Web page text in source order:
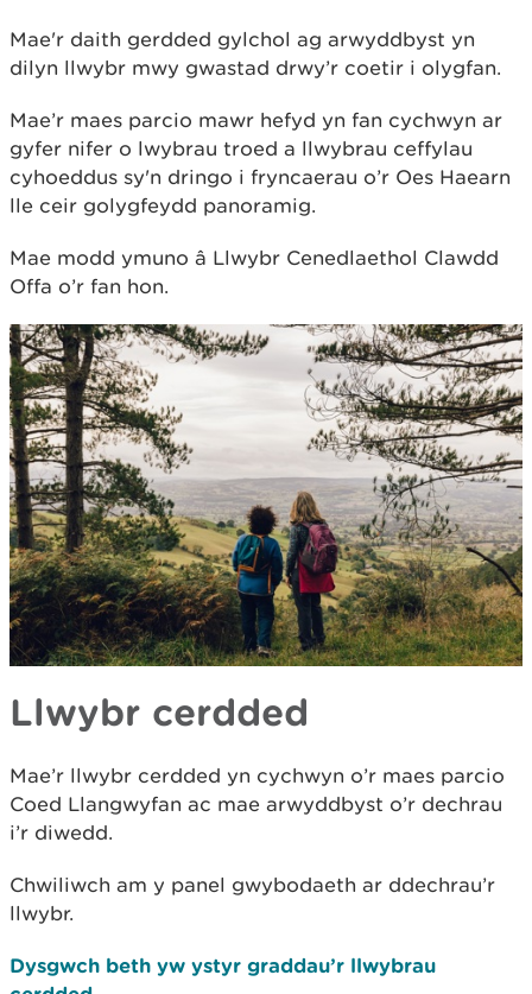
Mae'r daith gerdded gylchol ag arwyddbyst yn
dilyn llwybr mwy gwastad drwy’r coetir i olygfan.
Mae’r maes parcio mawr hefyd yn fan cychwyn ar
gyfer nifer o lwybrau troed a llwybrau ceffylau
cyhoeddus sy'n dringo i fryncaerau o’r Oes Haearn
lle ceir golygfeydd panoramig.
Mae modd ymuno â Llwybr Cenedlaethol Clawdd
Offa o’r fan hon.
Llwybr cerdded
Mae’r llwybr cerdded yn cychwyn o’r maes parcio
Coed Llangwyfan ac mae arwyddbyst o’r dechrau
i’r diwedd.
Chwiliwch am y panel gwybodaeth ar ddechrau’r
llwybr.
Dysgwch beth yw ystyr graddau’r llwybrau